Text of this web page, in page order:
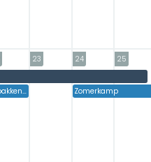
Inpakken zomerkamp
23
24
Zomerkamp
25
#